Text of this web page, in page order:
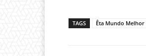
TAGS Êta Mundo Melhor